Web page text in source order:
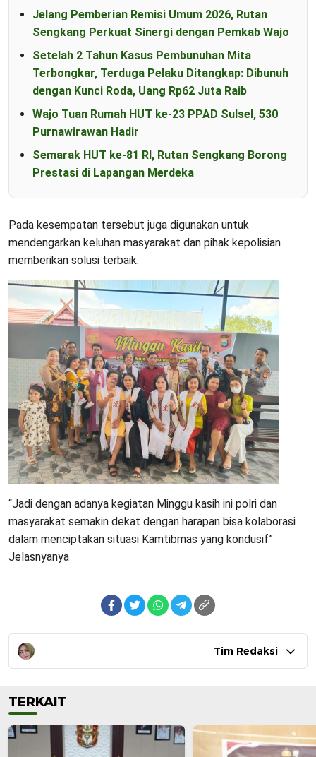
Jelang Pemberian Remisi Umum 2026, Rutan
Sengkang Perkuat Sinergi dengan Pemkab Wajo
Setelah 2 Tahun Kasus Pembunuhan Mita
Terbongkar, Terduga Pelaku Ditangkap: Dibunuh
dengan Kunci Roda, Uang Rp62 Juta Raib
Wajo Tuan Rumah HUT ke-23 PPAD Sulsel, 530
Purnawirawan Hadir
Semarak HUT ke-81 RI, Rutan Sengkang Borong
Prestasi di Lapangan Merdeka
Pada kesempatan tersebut juga digunakan untuk
mendengarkan keluhan masyarakat dan pihak kepolisian
memberikan solusi terbaik.
“Jadi dengan adanya kegiatan Minggu kasih ini polri dan
masyarakat semakin dekat dengan harapan bisa kolaborasi
dalam menciptakan situasi Kamtibmas yang kondusif”
Jelasnyanya
Tim Redaksi
TERKAIT